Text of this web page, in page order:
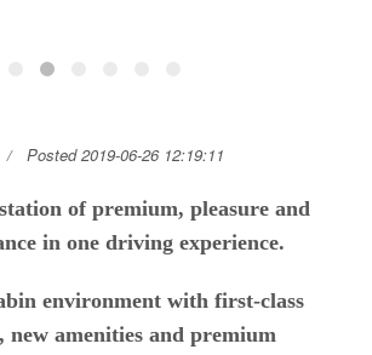
Posted 2019-06-26 12:19:11
of premium, pleasure and
in one driving experience.
environment with first-class
new amenities and premium